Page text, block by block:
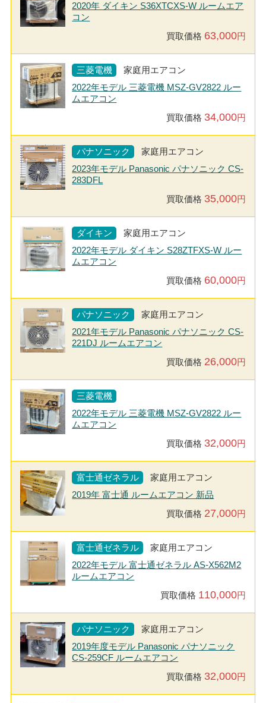
2020年 ダイキン S36XTCXS-W ルームエア
コン
買取価格 63,000円
三菱電機
家庭用エアコン
2022年モデル 三菱電機 MSZ-GV2822 ルー
ムエアコン
買取価格 34,000円
パナソニック
家庭用エアコン
2023年モデル Panasonic パナソニック CS-
283DFL
買取価格 35,000円
ダイキン
家庭用エアコン
2022年モデル ダイキン S28ZTFXS-W ルー
ムエアコン
買取価格 60,000円
パナソニック
家庭用エアコン
2021年モデル Panasonic パナソニック CS-
221DJ ルームエアコン
買取価格 26,000円
三菱電機
2022年モデル 三菱電機 MSZ-GV2822 ルー
ムエアコン
買取価格 32,000円
富士通ゼネラル
家庭用エアコン
2019年 富士通 ルームエアコン 新品
買取価格 27,000円
富士通ゼネラル
家庭用エアコン
2022年モデル 富士通ゼネラル AS-X562M2
ルームエアコン
買取価格 110,000円
パナソニック
家庭用エアコン
2019年度モデル Panasonic パナソニック
CS-259CF ルームエアコン
買取価格 32,000円